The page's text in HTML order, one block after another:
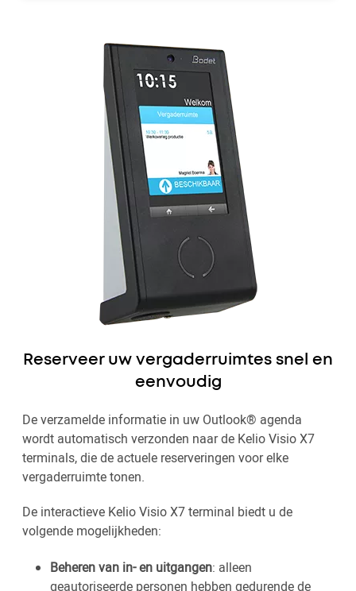
Reserveer uw vergaderruimtes snel en
eenvoudig
De verzamelde informatie in uw Outlook® agenda
wordt automatisch verzonden naar de Kelio Visio X7
terminals, die de actuele reserveringen voor elke
vergaderruimte tonen.
De interactieve Kelio Visio X7 terminal biedt u de
volgende mogelijkheden:
Beheren van in- en uitgangen: alleen
geautoriseerde personen hebben gedurende de